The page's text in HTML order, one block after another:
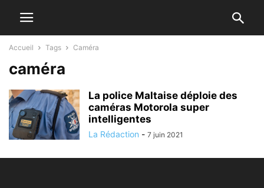
Accueil Tags Caméra
caméra
La police Maltaise déploie des
caméras Motorola super
intelligentes
La Rédaction - 7 juin 2021